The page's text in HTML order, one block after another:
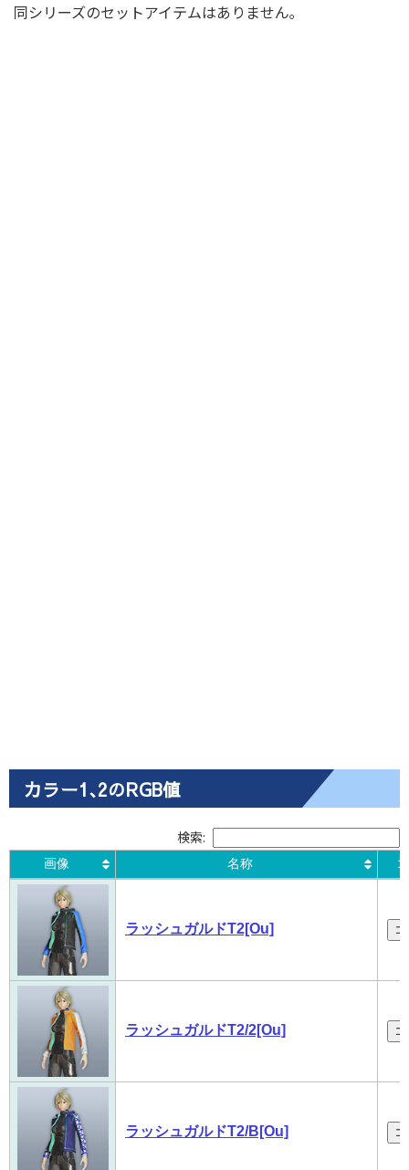
同シリーズのセットアイテムはありません｡
カラー1､2のRGB値
検索:
画像 名称
画像
ラッシュガルドT2[Ou]
ラッシュガルドT2/2[Ou]
ラッシュガルドT2/B[Ou]